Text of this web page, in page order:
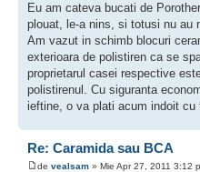
Eu am cateva bucati de
plouat, le-a nins, si totusi nu au
Am vazut in schimb blocuri
exterioara de polistiren ca se
proprietarul casei respective
polistirenul. Cu siguranta
ieftine, o va plati acum indoit cu
Re: Caramida sau BCA
de vealsam » Mie Apr 27, 2011 3:12